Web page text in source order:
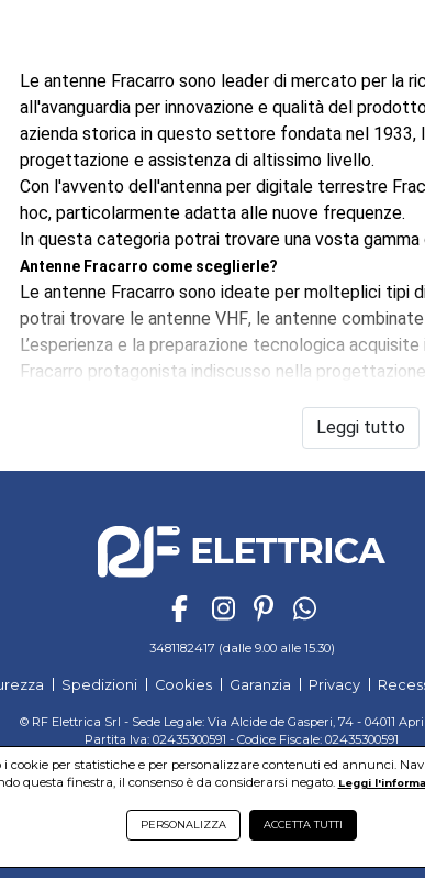
Le antenne Fracarro sono leader di mercato per la
all'avanguardia per innovazione e qualità del
azienda storica in questo settore fondata nel 1933,
progettazione e assistenza di altissimo livello.
Con l'avvento dell'antenna per digitale terrestre
hoc, particolarmente adatta alle nuove frequenze.
In questa categoria potrai trovare una vosta gamma
Antenne Fracarro come sceglierle?
Le antenne Fracarro sono ideate per molteplici tipi
potrai trovare le antenne VHF, le antenne combinate
L’esperienza e la preparazione tecnologica
Fracarro protagonista indiscusso nella
Disponibili in una gamma completa, le antenne
prestazioni.
elettriche, che le rendono perfette per il digitale
Ad arricchire ancor più il catalogo arrivano due
nuove antenne, completamente rinnovate, delle serie
Leggi tutto
3481182417 (dalle 9.00 alle 15.30)
Spedizioni Cookies Garanzia Privacy
© RF Elettrica Srl - Sede Legale: Via Alcide de Gasperi, 74 - 04011
Partita Iva: 02435300591 - Codice Fiscale: 02435300591
Cap. Soc. 95.000,00 Euro Iscritta al Reg. delle Imprese di Latina REA:LT-
cookie per statistiche e per personalizzare contenuti ed annunci.
questa finestra, il consenso è da considerarsi negato. Leggi
PERSONALIZZA ACCETTA TUTTI